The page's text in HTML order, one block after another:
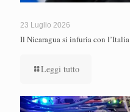
23 Luglio 2026
Il Nicaragua si infuria con l’Italia
Leggi tutto